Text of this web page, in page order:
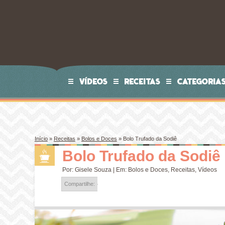
VÍDEOS RECEITAS
Início» Receitas» Bolos e Doces» Bolo Trufado da Sodiê
Bolo Trufado da Sodiê
Por: Gisele Souza| Em: Bolos e Doces, Receitas, Vídeos
Compartilhe: